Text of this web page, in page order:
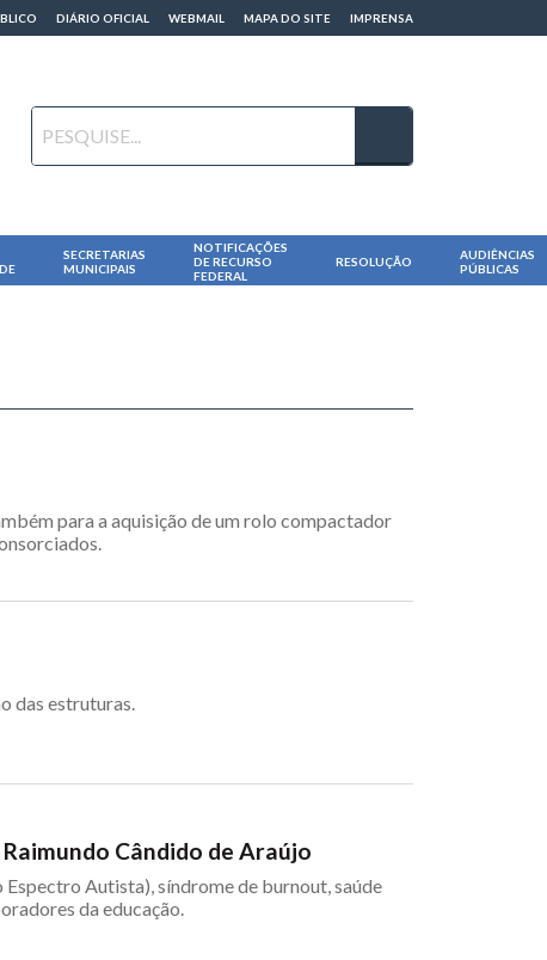
DIÁRIO OFICIAL WEBMAIL MAPA DO SITE IMPRENSA
SECRETARIAS
MUNICIPAIS
NOTIFICAÇÕES
DE RECURSO
FEDERAL
RESOLUÇÃO
AUDIÊNCIAS
PÚBLICAS
para a aquisição de um rolo compactador
das estruturas.
Cândido de Araújo
Autista), síndrome de burnout, saúde
da educação.